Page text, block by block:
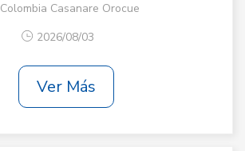
Colombia Casanare Orocue
2026/08/03
Ver Más